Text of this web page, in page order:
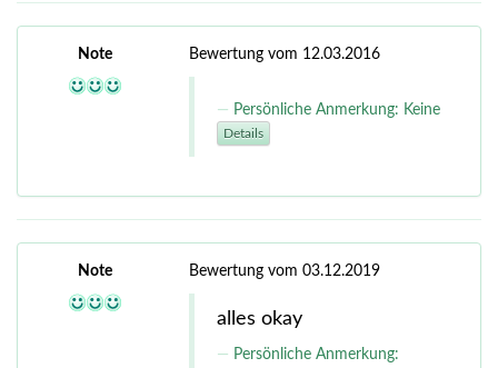
Note Bewertung vom 12.03.2016
Persönliche Anmerkung: Keine
Details
Note Bewertung vom 03.12.2019
alles okay
Persönliche Anmerkung: